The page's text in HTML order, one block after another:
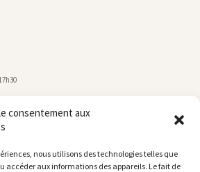
consentement aux
nous utilisons des technologies telles que
accéder aux informations des appareils. Le fait de